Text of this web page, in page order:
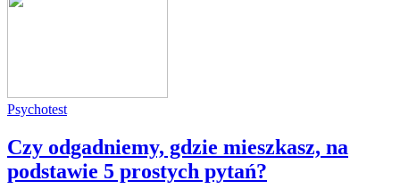
Psychotest
Czy odgadniemy, gdzie mieszkasz, na
podstawie 5 prostych pytań?